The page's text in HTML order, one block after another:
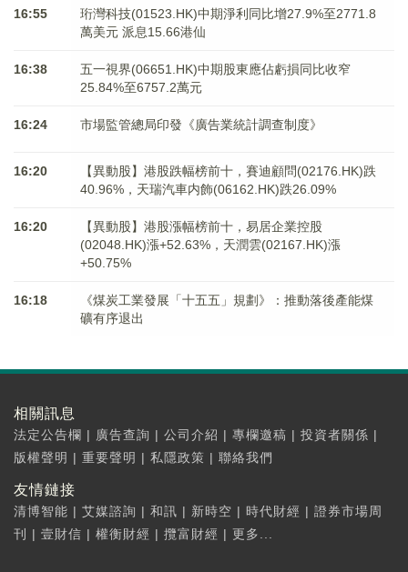
16:55
珩灣科技(01523.HK)中期淨利同比增27.9%至2771.8
萬美元 派息15.66港仙
16:38
五一視界(06651.HK)中期股東應佔虧損同比收窄
25.84%至6757.2萬元
16:24 市場監管總局印發《廣告業統計調查制度》
16:20
【異動股】港股跌幅榜前十，賽迪顧問(02176.HK)跌
40.96%，天瑞汽車内飾(06162.HK)跌26.09%
16:20
【異動股】港股漲幅榜前十，易居企業控股
(02048.HK)漲+52.63%，天潤雲(02167.HK)漲
+50.75%
16:18
《煤炭工業發展「十五五」規劃》：推動落後產能煤
礦有序退出
相關訊息
法定公告欄 | 廣告查詢 | 公司介紹 | 專欄邀稿 | 投資者關係 |
版權聲明 | 重要聲明 | 私隱政策 | 聯絡我們
友情鏈接
清博智能 | 艾媒諮詢 | 和訊 | 新時空 | 時代財經 | 證券市場周
刊
| 壹財信 | 權衡財經 | 攬富財經 | 更多...